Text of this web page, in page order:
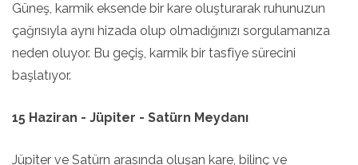
Güneş, karmik eksende bir kare oluşturarak ruhunuzun
çağrısıyla aynı hizada olup olmadığınızı sorgulamanıza
neden oluyor. Bu geçiş, karmik bir tasfiye sürecini
başlatıyor.
15 Haziran - Jüpiter - Satürn Meydanı
Jüpiter ve Satürn arasında oluşan kare, bilinç ve